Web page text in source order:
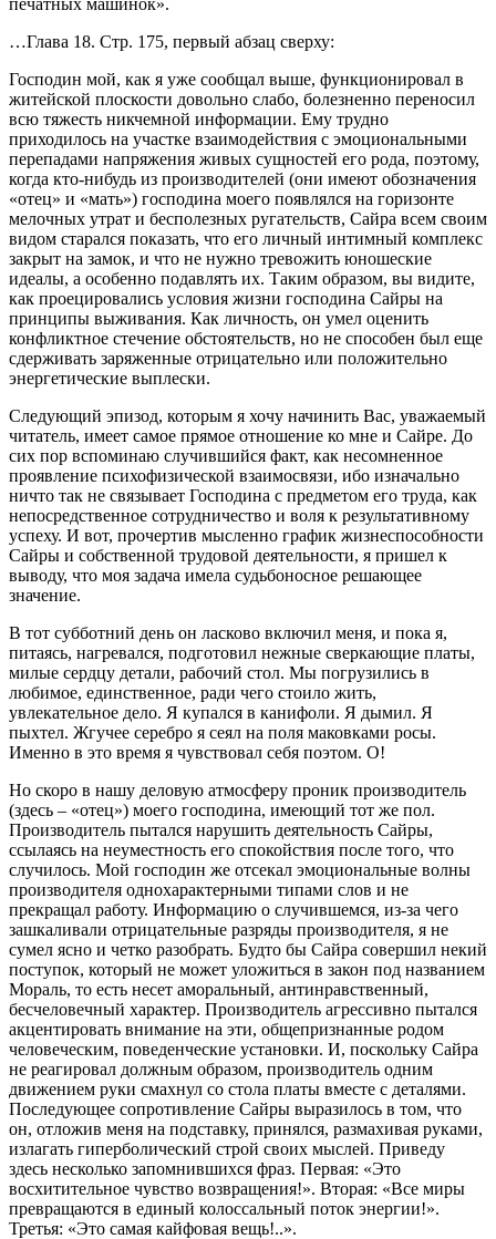
…Глава 18. Стр. 175, первый абзац сверху:
Господин мой, как я уже сообщал выше, функционировал в
житейской плоскости довольно слабо, болезненно переносил
всю тяжесть никчемной информации. Ему трудно
приходилось на участке взаимодействия с эмоциональными
перепадами напряжения живых сущностей его рода, поэтому,
когда кто-нибудь из производителей (они имеют обозначения
«отец» и «мать») господина моего появлялся на горизонте
мелочных утрат и бесполезных ругательств, Сайра всем своим
видом старался показать, что его личный интимный комплекс
закрыт на замок, и что не нужно тревожить юношеские
идеалы, а особенно подавлять их. Таким образом, вы видите,
как проецировались условия жизни господина Сайры на
принципы выживания. Как личность, он умел оценить
конфликтное стечение обстоятельств, но не способен был еще
сдерживать заряженные отрицательно или положительно
энергетические выплески.
Следующий эпизод, которым я хочу начинить Вас, уважаемый
читатель, имеет самое прямое отношение ко мне и Сайре. До
сих пор вспоминаю случившийся факт, как несомненное
проявление психофизической взаимосвязи, ибо изначально
ничто так не связывает Господина с предметом его труда, как
непосредственное сотрудничество и воля к результативному
успеху. И вот, прочертив мысленно график жизнеспособности
Сайры и собственной трудовой деятельности, я пришел к
выводу, что моя задача имела судьбоносное решающее
значение.
В тот субботний день он ласково включил меня, и пока я,
питаясь, нагревался, подготовил нежные сверкающие платы,
милые сердцу детали, рабочий стол. Мы погрузились в
любимое, единственное, ради чего стоило жить,
увлекательное дело. Я купался в канифоли. Я дымил. Я
пыхтел. Жгучее серебро я сеял на поля маковками росы.
Именно в это время я чувствовал себя поэтом. О!
Но скоро в нашу деловую атмосферу проник производитель
(здесь – «отец») моего господина, имеющий тот же пол.
Производитель пытался нарушить деятельность Сайры,
ссылаясь на неуместность его спокойствия после того, что
случилось. Мой господин же отсекал эмоциональные волны
производителя однохарактерными типами слов и не
прекращал работу. Информацию о случившемся, из-за чего
зашкаливали отрицательные разряды производителя, я не
сумел ясно и четко разобрать. Будто бы Сайра совершил некий
поступок, который не может уложиться в закон под названием
Мораль, то есть несет аморальный, антинравственный,
бесчеловечный характер. Производитель агрессивно пытался
акцентировать внимание на эти, общепризнанные родом
человеческим, поведенческие установки. И, поскольку Сайра
не реагировал должным образом, производитель одним
движением руки смахнул со стола платы вместе с деталями.
Последующее сопротивление Сайры выразилось в том, что
он, отложив меня на подставку, принялся, размахивая руками,
излагать гиперболический строй своих мыслей. Приведу
здесь несколько запомнившихся фраз. Первая: «Это
восхитительное чувство возвращения!». Вторая: «Все миры
превращаются в единый колоссальный поток энергии!».
Третья: «Это самая кайфовая вещь!..».